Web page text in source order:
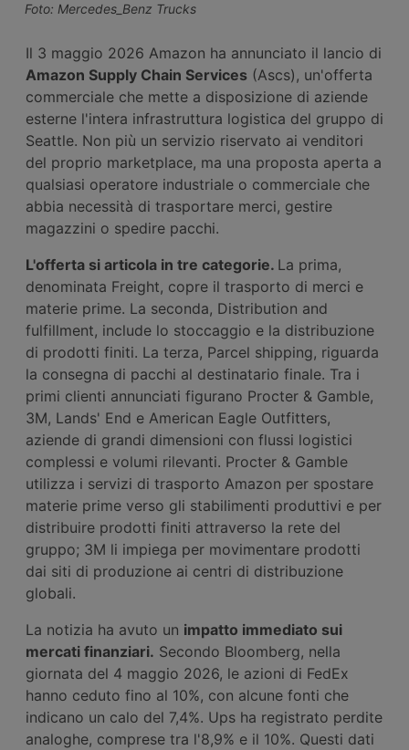
Foto: Mercedes_Benz Trucks
Il 3 maggio 2026 Amazon ha annunciato il lancio di
Amazon Supply Chain Services (Ascs), un'offerta
commerciale che mette a disposizione di aziende
esterne l'intera infrastruttura logistica del gruppo di
Seattle. Non più un servizio riservato ai venditori
del proprio marketplace, ma una proposta aperta a
qualsiasi operatore industriale o commerciale che
abbia necessità di trasportare merci, gestire
magazzini o spedire pacchi.
L'offerta si articola in tre categorie. La prima,
denominata Freight, copre il trasporto di merci e
materie prime. La seconda, Distribution and
fulfillment, include lo stoccaggio e la distribuzione
di prodotti finiti. La terza, Parcel shipping, riguarda
la consegna di pacchi al destinatario finale. Tra i
primi clienti annunciati figurano Procter & Gamble,
3M, Lands' End e American Eagle Outfitters,
aziende di grandi dimensioni con flussi logistici
complessi e volumi rilevanti. Procter & Gamble
utilizza i servizi di trasporto Amazon per spostare
materie prime verso gli stabilimenti produttivi e per
distribuire prodotti finiti attraverso la rete del
gruppo; 3M li impiega per movimentare prodotti
dai siti di produzione ai centri di distribuzione
globali.
La notizia ha avuto un impatto immediato sui
mercati finanziari. Secondo Bloomberg, nella
giornata del 4 maggio 2026, le azioni di FedEx
hanno ceduto fino al 10%, con alcune fonti che
indicano un calo del 7,4%. Ups ha registrato perdite
analoghe, comprese tra l'8,9% e il 10%. Questi dati